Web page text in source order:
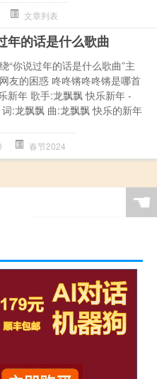
文章列表
年的话是什么歌曲
“你说过年的话是什么歌曲”主
友的困惑 咚咚锵咚咚锵是哪首
新年 歌手:龙飘飘 快乐新年 -
:龙飘飘 曲:龙飘飘 快乐的新年
春节2024
☚